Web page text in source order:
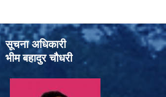
सूचना अधिकारी
भीम बहादुर चौधरी